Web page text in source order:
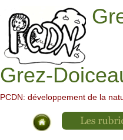
Grez-
PCDN: développement de la